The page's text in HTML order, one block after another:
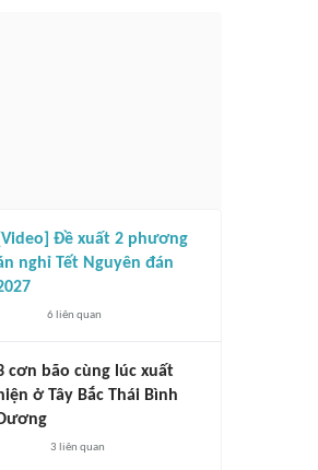
[Video] Đề xuất 2 phương
nghỉ Tết Nguyên đán
6 liên quan
cơn bão cùng lúc xuất
hiện ở Tây Bắc Thái Bình
Dương
3 liên quan